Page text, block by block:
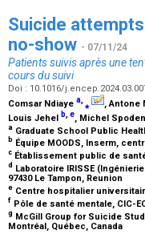
Suicide
no-show - 07/11/24
Patients suivis après une
cours du suivi
Doi : 10.1016/
Comsar Ndiaye a,⁎ , Antone
Louis Jehel b e, Michel
a Graduate School Public
b Équipe MOODS, Inserm,
c Établissement public de
d Laboratoire IRISSE
97430 Le Tampon, Reunion
e Centre hospitalier
f Pôle de santé mentale, CIC-
g McGill Group for Suicide
Montréal, Québec, Canada